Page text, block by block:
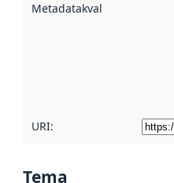
Metadatakvalitet
URI:
Tema